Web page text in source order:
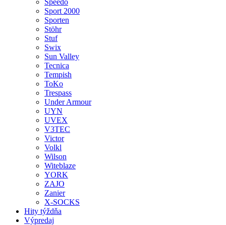
Sport 2000
Sporten
Stöhr
Stuf
Swix
Sun Valley
Tecnica
Tempish
ToKo
Trespass
Under Armour
UYN
UVEX
V3TEC
Victor
Volkl
Wilson
Witeblaze
YORK
ZAJO
Zanier
X-SOCKS
Hity týždňa
Výpredaj